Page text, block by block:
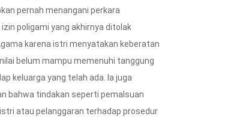
pernah menangani perkara
poligami yang akhirnya ditolak
karena istri menyatakan keberatan
belum mampu memenuhi tanggung
keluarga yang telah ada. Ia juga
bahwa tindakan seperti pemalsuan
atau pelanggaran terhadap prosedur